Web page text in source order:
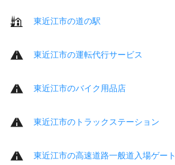
東近江市の道の駅
東近江市の運転代行サービス
東近江市のバイク用品店
東近江市のトラックステーション
東近江市の高速道路一般道入場ゲート